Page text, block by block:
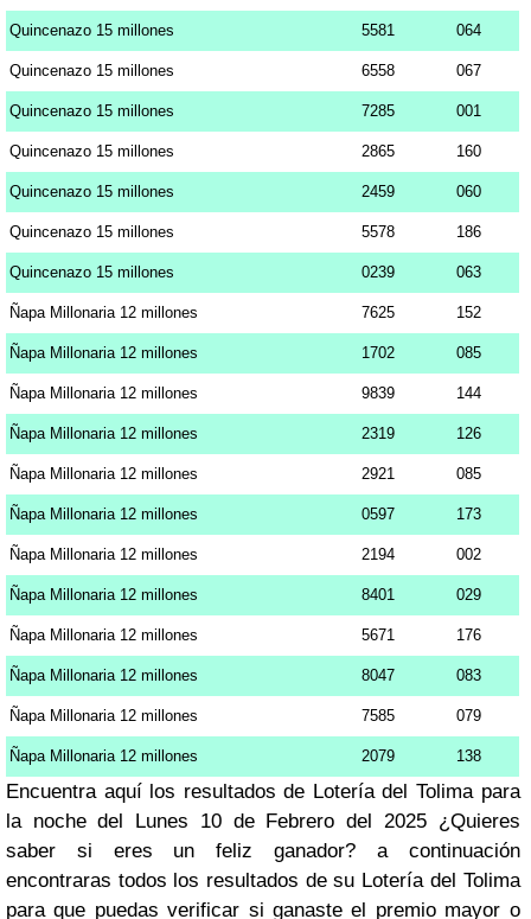
Quincenazo 15 millones 5581 064
Quincenazo 15 millones 6558 067
Quincenazo 15 millones 7285 001
Quincenazo 15 millones 2865 160
Quincenazo 15 millones 2459 060
Quincenazo 15 millones 5578 186
Quincenazo 15 millones 0239 063
Ñapa Millonaria 12 millones 7625 152
Ñapa Millonaria 12 millones 1702 085
Ñapa Millonaria 12 millones 9839 144
Ñapa Millonaria 12 millones 2319 126
Ñapa Millonaria 12 millones 2921 085
Ñapa Millonaria 12 millones 0597 173
Ñapa Millonaria 12 millones 2194 002
Ñapa Millonaria 12 millones 8401 029
Ñapa Millonaria 12 millones 5671 176
Ñapa Millonaria 12 millones 8047 083
Ñapa Millonaria 12 millones 7585 079
Ñapa Millonaria 12 millones 2079 138
Encuentra aquí los resultados de Lotería del Tolima para
la noche del Lunes 10 de Febrero del 2025 ¿Quieres
saber si eres un feliz ganador? a continuación
encontraras todos los resultados de su Lotería del Tolima
para que puedas verificar si ganaste el premio mayor o